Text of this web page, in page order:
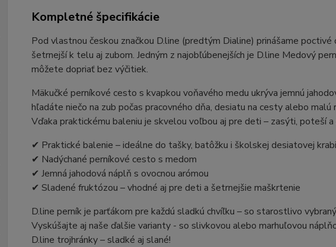
Kompletné špecifikácie
Pod vlastnou českou značkou D.line (predtým Dialine) prinášame
šetrnejší k telu aj zubom. Jedným z najobľúbenejších je D.line Medový
môžete dopriať bez výčitiek.
Mäkučké perníkové cesto s kvapkou voňavého medu ukrýva jemnú
hľadáte niečo na zub počas pracovného dňa, desiatu na cesty alebo
Vďaka praktickému baleniu je skvelou voľbou aj pre deti – zasýti, poteší
✔ Praktické balenie – ideálne do tašky, batôžku i školskej desiatovej
✔ Nadýchané perníkové cesto s medom
✔ Jemná jahodová náplň s ovocnou arómou
✔ Sladené fruktózou – vhodné aj pre deti a šetrnejšie maškrtenie
D.line perník je parťákom pre každú sladkú chvíľku – so starostlivo
Vyskúšajte aj naše ďalšie varianty - so slivkovou alebo marhuľovou
D.line trojhránky – sladké aj slané!